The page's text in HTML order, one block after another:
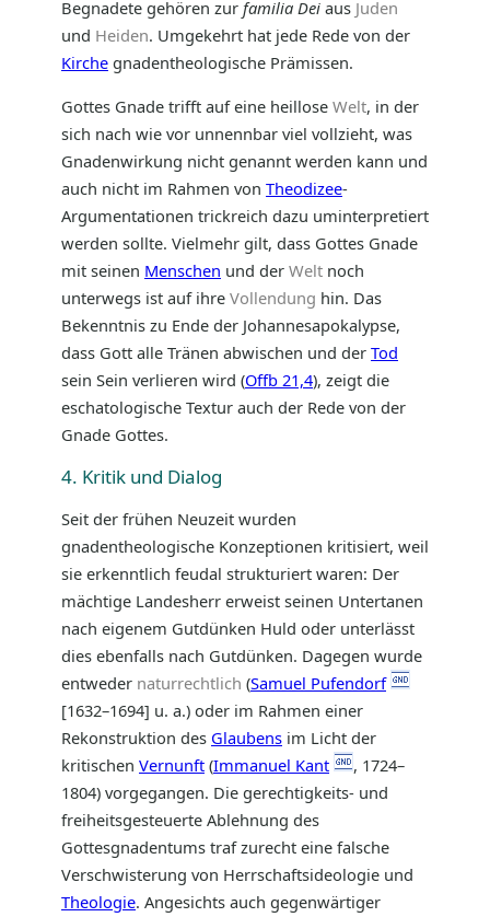
Begnadete gehören zur familia Dei aus Juden
und Heiden. Umgekehrt hat jede Rede von der
Kirche gnadentheologische Prämissen.
Gottes Gnade trifft auf eine heillose Welt, in der
sich nach wie vor unnennbar viel vollzieht, was
Gnadenwirkung nicht genannt werden kann und
auch nicht im Rahmen von Theodizee-
Argumentationen trickreich dazu uminterpretiert
werden sollte. Vielmehr gilt, dass Gottes Gnade
mit seinen Menschen und der Welt noch
unterwegs ist auf ihre Vollendung hin. Das
Bekenntnis zu Ende der Johannesapokalypse,
dass Gott alle Tränen abwischen und der Tod
sein Sein verlieren wird (Offb 21,4), zeigt die
eschatologische Textur auch der Rede von der
Gnade Gottes.
4. Kritik und Dialog
Seit der frühen Neuzeit wurden
gnadentheologische Konzeptionen kritisiert, weil
sie erkenntlich feudal strukturiert waren: Der
mächtige Landesherr erweist seinen Untertanen
nach eigenem Gutdünken Huld oder unterlässt
dies ebenfalls nach Gutdünken. Dagegen wurde
entweder naturrechtlich (Samuel Pufendorf
[1632–1694] u. a.) oder im Rahmen einer
Rekonstruktion des Glaubens im Licht der
kritischen Vernunft (Immanuel Kant
, 1724–
1804) vorgegangen. Die gerechtigkeits- und
freiheitsgesteuerte Ablehnung des
Gottesgnadentums traf zurecht eine falsche
Verschwisterung von Herrschaftsideologie und
Theologie. Angesichts auch gegenwärtiger